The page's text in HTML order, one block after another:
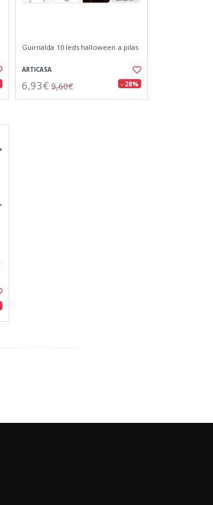
Guirnalda 10 leds halloween a pilas
ARTICASA
6,93€ 9,60€ - 28%